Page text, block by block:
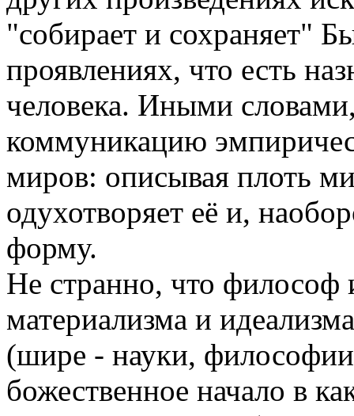
"собирает и сохраняет"
проявлениях, что есть
человека. Иными
коммуникацию
миров: описывая плоть
одухотворяет её и,
форму.
Не странно, что философ
материализма и
(шире - науки,
божественное начало в